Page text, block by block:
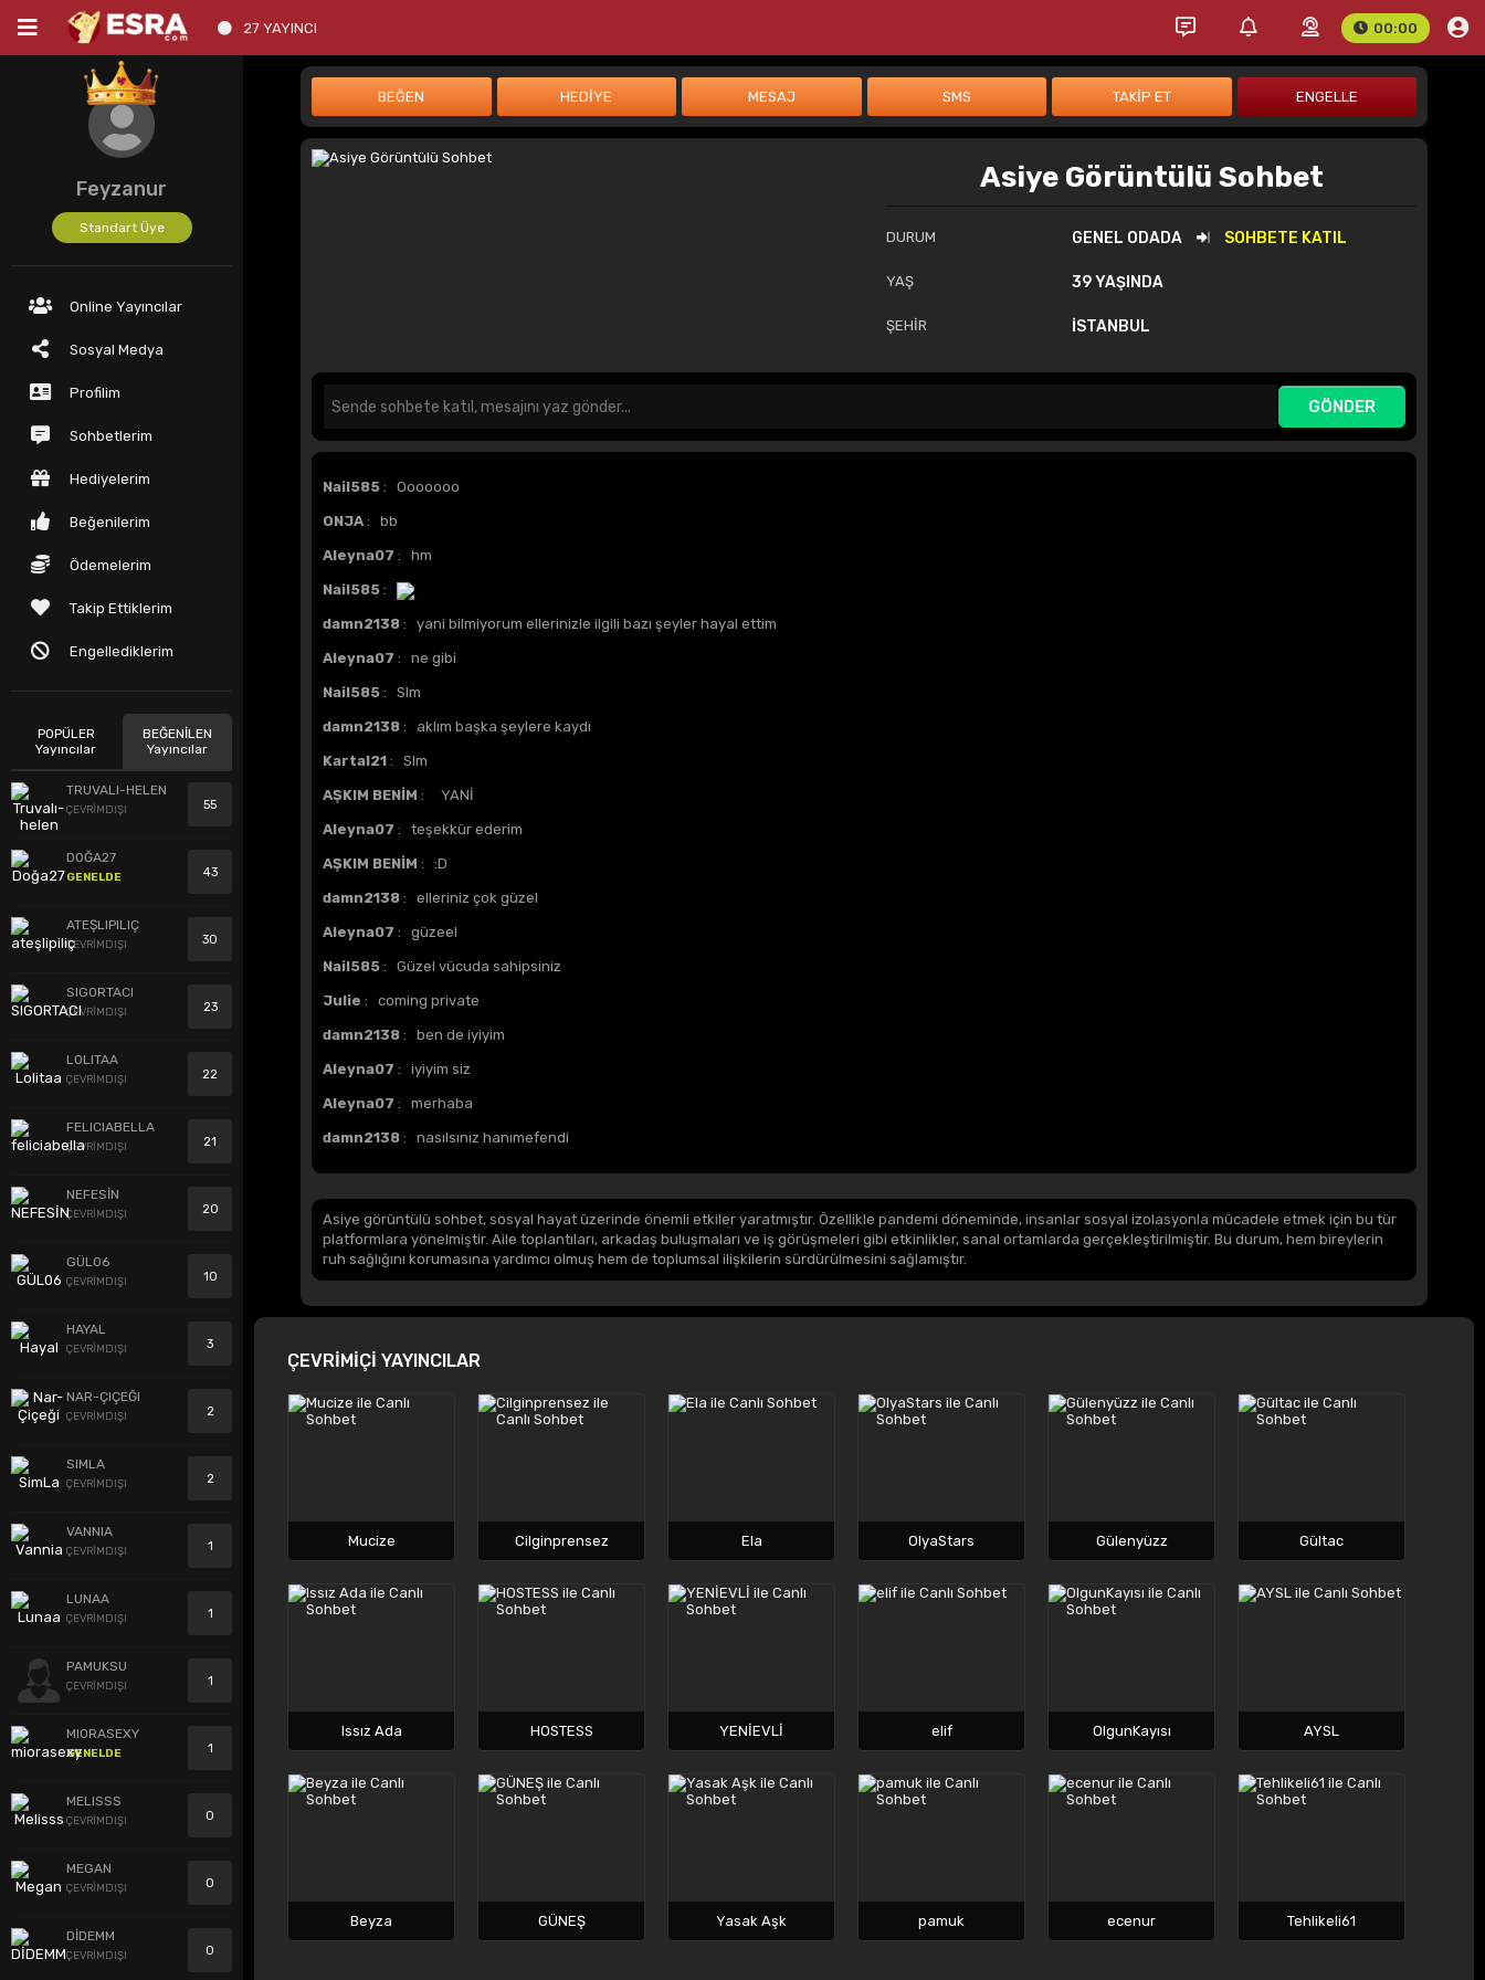
27 YAYINCI 00:00
Feyzanur
Standart Üye
Online Yayıncılar
Sosyal Medya
Profilim
Sohbetlerim
Hediyelerim
Beğenilerim
Ödemelerim
Takip Ettiklerim
Engellediklerim
POPÜLER
Yayıncılar
BEĞENİLEN
Yayıncılar
TRUVALI-HELEN
ÇEVRİMDIŞI 55
DOĞA27
GENELDE 43
ATEŞLIPILIÇ
ÇEVRİMDIŞI 30
SIGORTACI
ÇEVRİMDIŞI 23
LOLITAA
ÇEVRİMDIŞI 22
FELICIABELLA
ÇEVRİMDIŞI 21
NEFESİN
ÇEVRİMDIŞI 20
GÜL06
ÇEVRİMDIŞI 10
HAYAL
ÇEVRİMDIŞI 3
NAR-ÇIÇEĞI
ÇEVRİMDIŞI 2
SIMLA
ÇEVRİMDIŞI 2
VANNIA
ÇEVRİMDIŞI 1
LUNAA
ÇEVRİMDIŞI 1
PAMUKSU
ÇEVRİMDIŞI 1
MIORASEXY
GENELDE 1
MELISSS
ÇEVRİMDIŞI 0
MEGAN
ÇEVRİMDIŞI 0
DİDEMM
ÇEVRİMDIŞI 0
Asiye Görüntülü Sohbet
DURUM GENEL ODADA SOHBETE KATIL
YAŞ 39 YAŞINDA
ŞEHİR İSTANBUL
Nail585 : Ooooooo
ONJA : bb
Aleyna07 : hm
Nail585 :
damn2138 : yani bilmiyorum ellerinizle ilgili bazı şeyler hayal ettim
Aleyna07 : ne gibi
Nail585 : Slm
damn2138 : aklım başka şeylere kaydı
Kartal21 : Slm
AŞKIM BENİM : YANİ
Aleyna07 : teşekkür ederim
AŞKIM BENİM : :D
damn2138 : elleriniz çok güzel
Aleyna07 : güzeel
Nail585 : Güzel vücuda sahipsiniz
Julie : coming private
damn2138 : ben de iyiyim
Aleyna07 : iyiyim siz
Aleyna07 : merhaba
damn2138 : nasılsınız hanımefendi
Asiye görüntülü sohbet, sosyal hayat üzerinde önemli etkiler yaratmıştır. Özellikle pandemi döneminde, insanlar sosyal izolasyonla mücadele etmek için bu tür
platformlara yönelmiştir. Aile toplantıları, arkadaş buluşmaları ve iş görüşmeleri gibi etkinlikler, sanal ortamlarda gerçekleştirilmiştir. Bu durum, hem bireylerin
ruh sağlığını korumasına yardımcı olmuş hem de toplumsal ilişkilerin sürdürülmesini sağlamıştır.
ÇEVRİMİÇİ YAYINCILAR
Mucize Cilginprensez Ela OlyaStars Gülenyüzz Gültac
Issız Ada HOSTESS YENİEVLİ elif OlgunKayısı AYSL
Beyza GÜNEŞ Yasak Aşk pamuk ecenur Tehlikeli61